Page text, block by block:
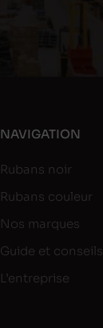
NAVIGATION
Rubans noir
Rubans couleur
Nos marques
Guide et conseils
L’entreprise